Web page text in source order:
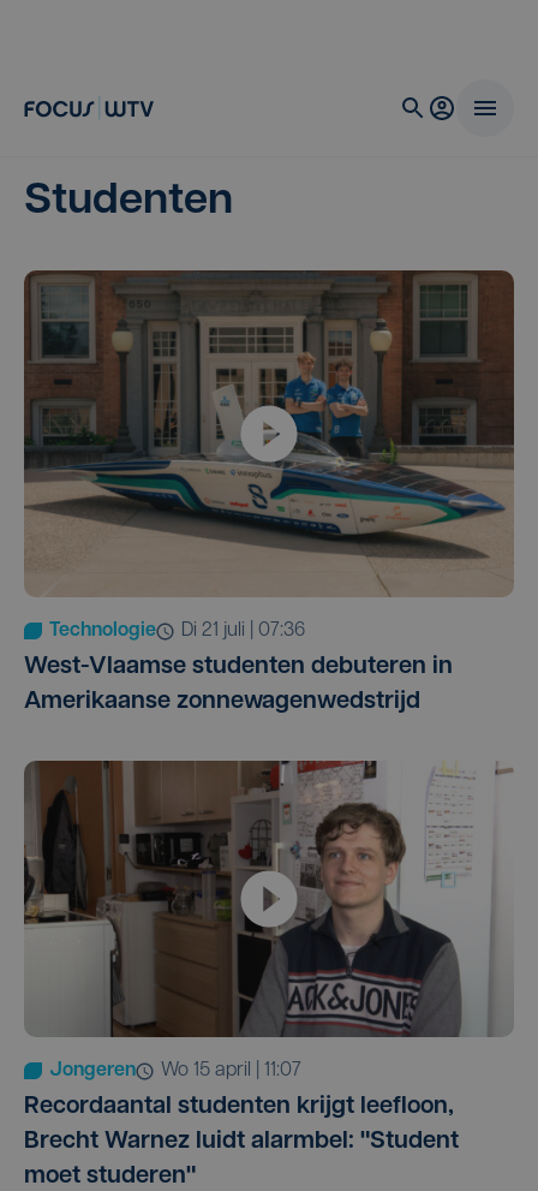
Studenten
Technologie di 21 juli | 07:36
West-Vlaamse studenten debuteren in
Amerikaanse zonnewagenwedstrijd
Jongeren wo 15 april | 11:07
Recordaantal studenten krijgt leefloon,
Brecht Warnez luidt alarmbel: "Student
moet studeren"